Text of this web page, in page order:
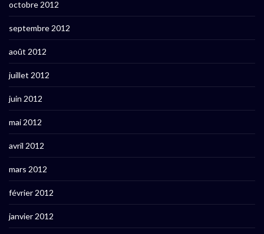
octobre 2012
septembre 2012
août 2012
juillet 2012
juin 2012
mai 2012
avril 2012
mars 2012
février 2012
janvier 2012